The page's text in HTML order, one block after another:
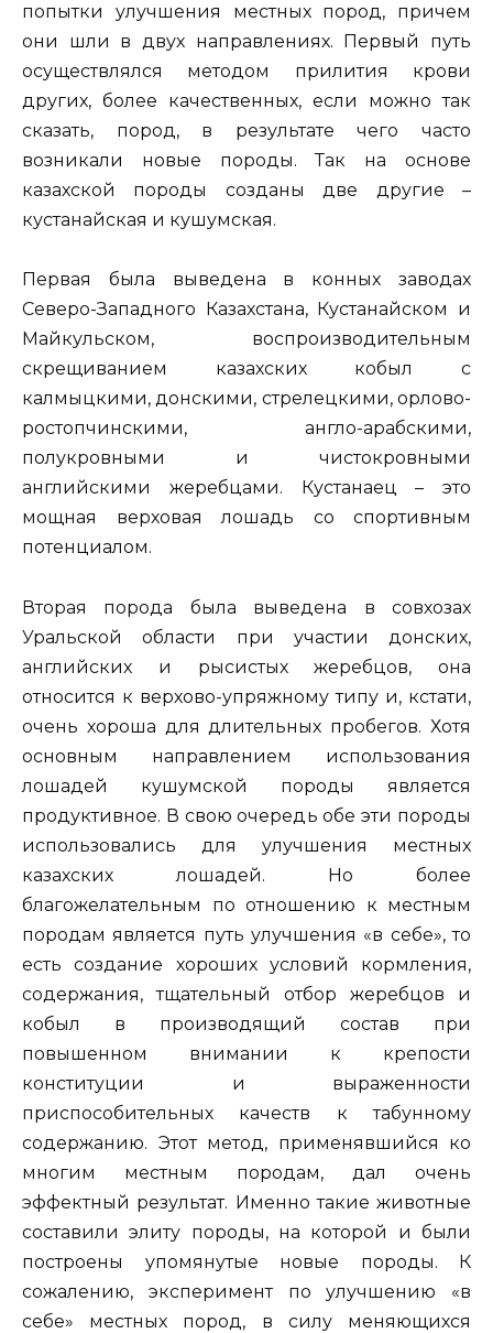
попытки улучшения местных пород, причем
они шли в двух направлениях. Первый путь
осуществлялся методом прилития крови
других, более качественных, если можно так
сказать, пород, в результате чего часто
возникали новые породы. Так на основе
казахской породы созданы две другие –
кустанайская и кушумская.
Первая была выведена в конных заводах
Северо-Западного Казахстана, Кустанайском и
Майкульском, воспроизводительным
скрещиванием казахских кобыл с
калмыцкими, донскими, стрелецкими, орлово-
ростопчинскими, англо-арабскими,
полукровными и чистокровными
английскими жеребцами. Кустанаец – это
мощная верховая лошадь со спортивным
потенциалом.
Вторая порода была выведена в совхозах
Уральской области при участии донских,
английских и рысистых жеребцов, она
относится к верхово-упряжному типу и, кстати,
очень хороша для длительных пробегов. Хотя
основным направлением использования
лошадей кушумской породы является
продуктивное. В свою очередь обе эти породы
использовались для улучшения местных
казахских лошадей. Но более
благожелательным по отношению к местным
породам является путь улучшения «в себе», то
есть создание хороших условий кормления,
содержания, тщательный отбор жеребцов и
кобыл в производящий состав при
повышенном внимании к крепости
конституции и выраженности
приспособительных качеств к табунному
содержанию. Этот метод, применявшийся ко
многим местным породам, дал очень
эффектный результат. Именно такие животные
составили элиту породы, на которой и были
построены упомянутые новые породы. К
сожалению, эксперимент по улучшению «в
себе» местных пород, в силу меняющихся